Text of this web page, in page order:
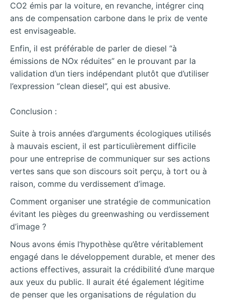
CO2 émis par la voiture, en revanche, intégrer cinq
ans de compensation carbone dans le prix de vente
est envisageable.
Enfin, il est préférable de parler de diesel “à
émissions de NOx réduites” en le prouvant par la
validation d’un tiers indépendant plutôt que d’utiliser
l’expression “clean diesel”, qui est abusive.
Conclusion :
Suite à trois années d’arguments écologiques utilisés
à mauvais escient, il est particulièrement difficile
pour une entreprise de communiquer sur ses actions
vertes sans que son discours soit perçu, à tort ou à
raison, comme du verdissement d’image.
Comment organiser une stratégie de communication
évitant les pièges du greenwashing ou verdissement
d’image ?
Nous avons émis l’hypothèse qu’être véritablement
engagé dans le développement durable, et mener des
actions effectives, assurait la crédibilité d’une marque
aux yeux du public. Il aurait été également légitime
de penser que les organisations de régulation du